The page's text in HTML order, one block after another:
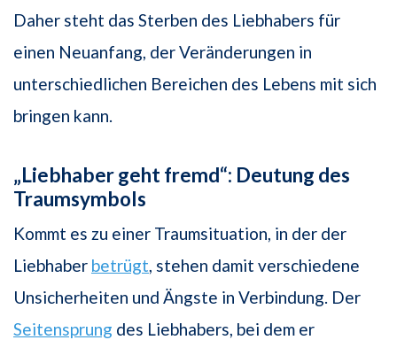
Daher steht das Sterben des Liebhabers für
einen Neuanfang, der Veränderungen in
unterschiedlichen Bereichen des Lebens mit sich
bringen kann.
„Liebhaber geht fremd“: Deutung des
Traumsymbols
Kommt es zu einer Traumsituation, in der der
Liebhaber betrügt , stehen damit verschiedene
Unsicherheiten und Ängste in Verbindung. Der
Seitensprung des Liebhabers, bei dem er